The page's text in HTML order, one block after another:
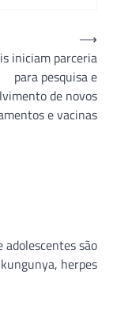
iniciam parceria
para pesquisa e
de novos
e vacinas
⟶
adolescentes são
herpes